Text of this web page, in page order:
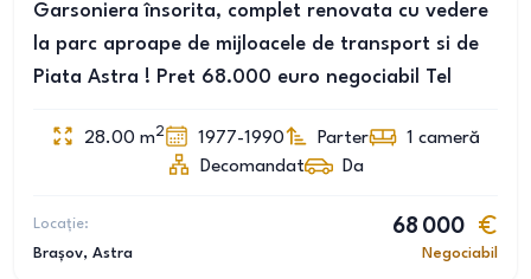
Garsoniera însorita, complet renovata cu vedere
la parc aproape de mijloacele de transport si de
Piata Astra ! Pret 68.000 euro negociabil Tel
28.00 m2 1977-1990 Parter 1 cameră
Decomandat
Da
Locație:
Brașov, Astra
68 000
Negociabil